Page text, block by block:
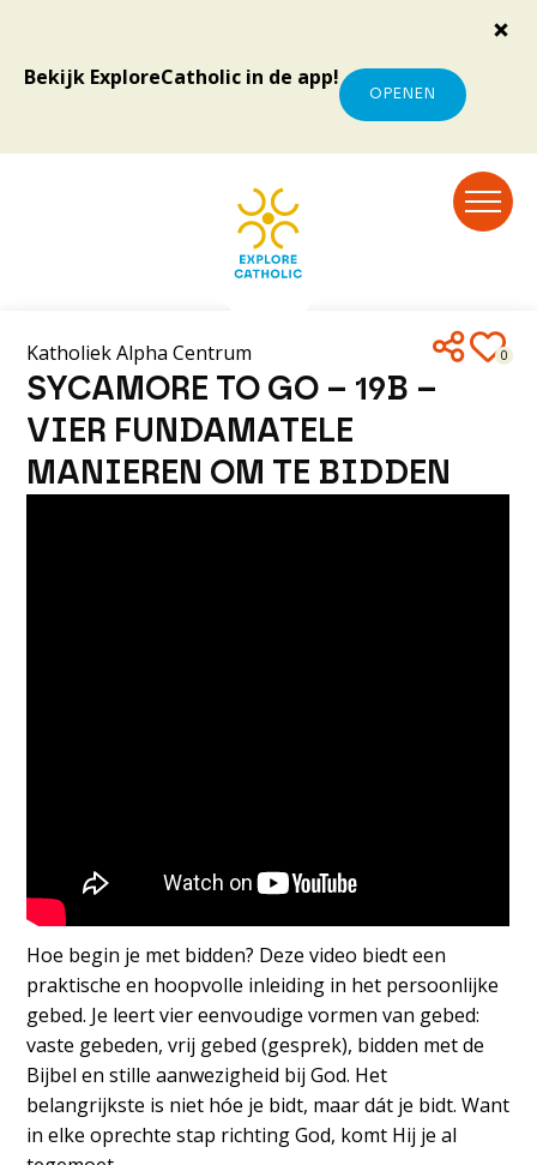
Bekijk ExploreCatholic in de app!
OPENEN
0
Katholiek Alpha Centrum
SYCAMORE TO GO – 19B –
VIER FUNDAMATELE
MANIEREN OM TE BIDDEN
Hoe begin je met bidden? Deze video biedt een
praktische en hoopvolle inleiding in het persoonlijke
gebed. Je leert vier eenvoudige vormen van gebed:
vaste gebeden, vrij gebed (gesprek), bidden met de
Bijbel en stille aanwezigheid bij God. Het
belangrijkste is niet hóe je bidt, maar dát je bidt. Want
in elke oprechte stap richting God, komt Hij je al